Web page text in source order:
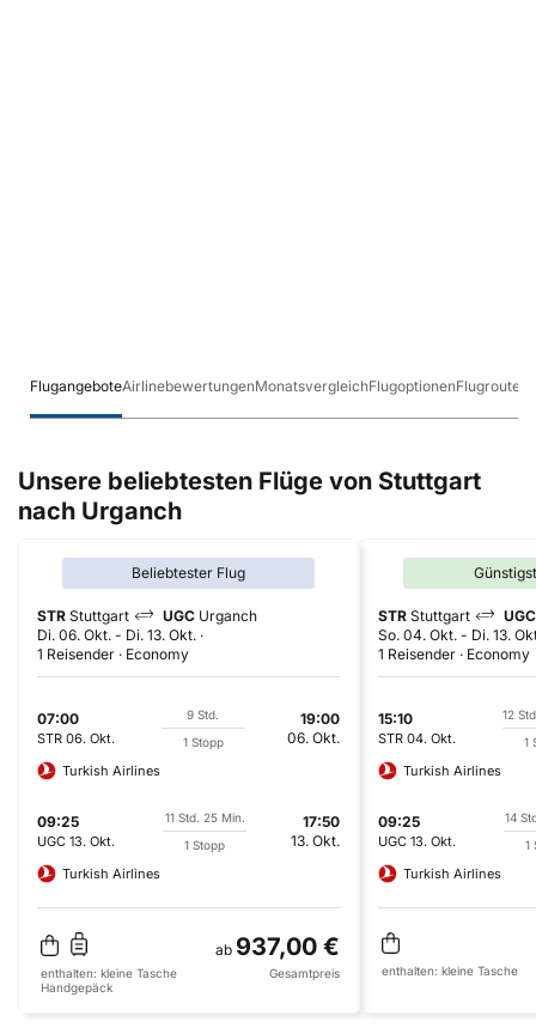
FlugangeboteAirlinebewertungenMonatsvergleichFlugoptionenFlugrouten
Unsere beliebtesten Flüge von Stuttgart
nach Urganch
Beliebtester Flug
STR Stuttgart UGC Urganch
Di. 06. Okt. - Di. 13. Okt.
1 Reisender
Economy
07:00
STR 06. Okt.
9 Std.
1 Stopp
19:00
06. Okt.
Turkish Airlines
09:25
UGC 13. Okt.
11 Std. 25 Min.
1 Stopp
17:50
13. Okt.
Turkish Airlines
ab 937,00 €
enthalten: kleine Tasche
Handgepäck
Gesamtpreis
STR Stuttgart
UGC
So. 04. Okt. - Di. 13.
1 Reisender
Economy
15:10
STR 04. Okt.
12
1
Turkish Airlines
09:25
UGC 13. Okt.
14
1
Turkish Airlines
enthalten: kleine Tasche